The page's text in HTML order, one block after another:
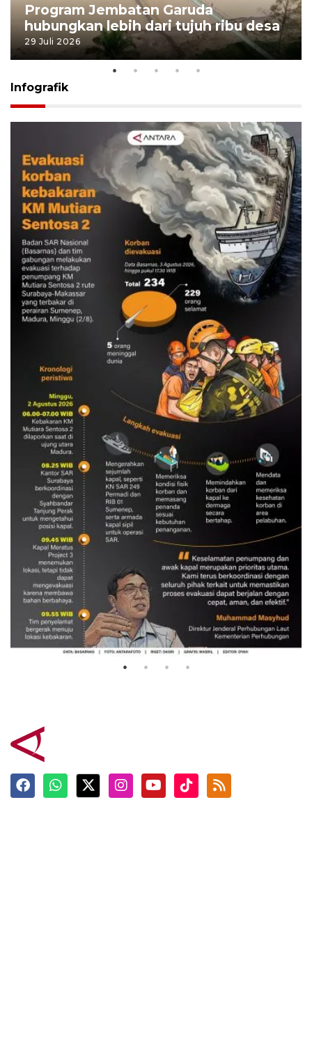
Program Jembatan Garuda
hubungkan lebih dari tujuh ribu desa
29 Juli 2026
Infografik
Evakuasi korban kebakaran KM
Mutiara Sentosa 2
3 Agustus 2026